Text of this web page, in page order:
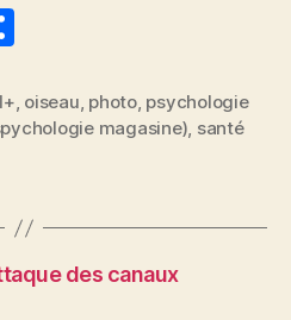
rt
a
er
, oiseau, photo, psychologie
magasine), santé
des canaux